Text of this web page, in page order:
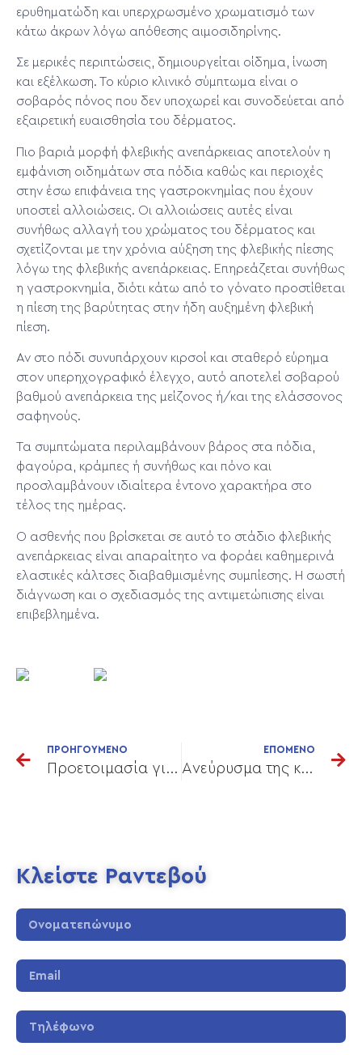
ερυθηματώδη και υπερχρωσμένο χρωματισμό των
κάτω άκρων λόγω απόθεσης αιμοσιδηρίνης.
Σε μερικές περιπτώσεις, δημιουργείται οίδημα, ίνωση
και εξέλκωση. Το κύριο κλινικό σύμπτωμα είναι ο
σοβαρός πόνος που δεν υποχωρεί και συνοδεύεται από
εξαιρετική ευαισθησία του δέρματος.
Πιο βαριά μορφή φλεβικής ανεπάρκειας αποτελούν η
εμφάνιση οιδημάτων στα πόδια καθώς και περιοχές
στην έσω επιφάνεια της γαστροκνημίας που έχουν
υποστεί αλλοιώσεις. Οι αλλοιώσεις αυτές είναι
συνήθως αλλαγή του χρώματος του δέρματος και
σχετίζονται με την χρόνια αύξηση της φλεβικής πίεσης
λόγω της φλεβικής ανεπάρκειας. Επηρεάζεται συνήθως
η γαστροκνημία, διότι κάτω από το γόνατο προστίθεται
η πίεση της βαρύτητας στην ήδη αυξημένη φλεβική
πίεση.
Αν στο πόδι συνυπάρχουν κιρσοί και σταθερό εύρημα
στον υπερηχογραφικό έλεγχο, αυτό αποτελεί σοβαρού
βαθμού ανεπάρκεια της μείζονος ή/και της ελάσσονος
σαφηνούς.
Τα συμπτώματα περιλαμβάνουν βάρος στα πόδια,
φαγούρα, κράμπες ή συνήθως και πόνο και
προσλαμβάνουν ιδιαίτερα έντονο χαρακτήρα στο
τέλος της ημέρας.
Ο ασθενής που βρίσκεται σε αυτό το στάδιο φλεβικής
ανεπάρκειας είναι απαραίτητο να φοράει καθημερινά
ελαστικές κάλτσες διαβαθμισμένης συμπίεσης. Η σωστή
διάγνωση και ο σχεδιασμός της αντιμετώπισης είναι
επιβεβλημένα.
ΠΡΟΗΓΟΥΜΕΝΟ
Προετοιμασία για το καλοκαίρι με νεανικό και υγιές δέρμα
ΕΠΟΜΕΝΟ
Aνεύρυσμα της κοιλιακής αορτής
Κλείστε Ραντεβού